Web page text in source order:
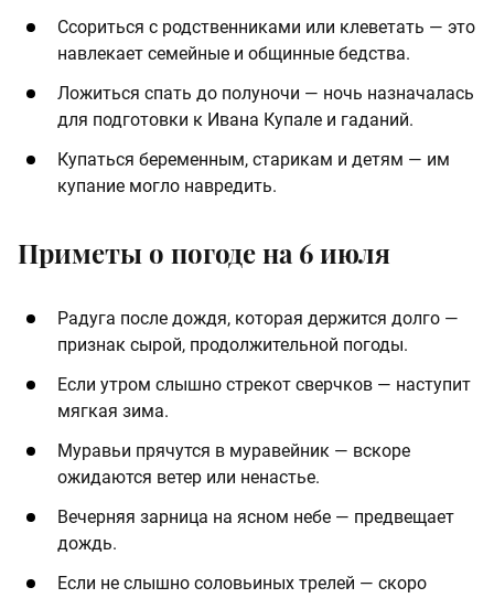
Ссориться с родственниками или клеветать — это
навлекает семейные и общинные бедства.
Ложиться спать до полуночи — ночь назначалась
для подготовки к Ивана Купале и гаданий.
Купаться беременным, старикам и детям — им
купание могло навредить.
Приметы о погоде на 6 июля
Радуга после дождя, которая держится долго —
признак сырой, продолжительной погоды.
Если утром слышно стрекот сверчков — наступит
мягкая зима.
Муравьи прячутся в муравейник — вскоре
ожидаются ветер или ненастье.
Вечерняя зарница на ясном небе — предвещает
дождь.
Если не слышно соловьиных трелей — скоро